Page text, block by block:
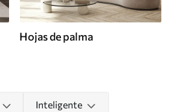
Hojas de palma
Inteligente